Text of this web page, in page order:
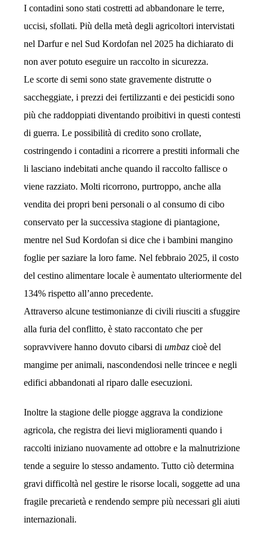
I contadini sono stati costretti ad abbandonare le terre,
uccisi, sfollati. Più della metà degli agricoltori intervistati
nel Darfur e nel Sud Kordofan nel 2025 ha dichiarato di
non aver potuto eseguire un raccolto in sicurezza.
Le scorte di semi sono state gravemente distrutte o
saccheggiate, i prezzi dei fertilizzanti e dei pesticidi sono
più che raddoppiati diventando proibitivi in questi contesti
di guerra. Le possibilità di credito sono crollate,
costringendo i contadini a ricorrere a prestiti informali che
li lasciano indebitati anche quando il raccolto fallisce o
viene razziato. Molti ricorrono, purtroppo, anche alla
vendita dei propri beni personali o al consumo di cibo
conservato per la successiva stagione di piantagione,
mentre nel Sud Kordofan si dice che i bambini mangino
foglie per saziare la loro fame. Nel febbraio 2025, il costo
del cestino alimentare locale è aumentato ulteriormente del
134% rispetto all’anno precedente.
Attraverso alcune testimonianze di civili riusciti a sfuggire
alla furia del conflitto, è stato raccontato che per
sopravvivere hanno dovuto cibarsi di umbaz cioè del
mangime per animali, nascondendosi nelle trincee e negli
edifici abbandonati al riparo dalle esecuzioni.
Inoltre la stagione delle piogge aggrava la condizione
agricola, che registra dei lievi miglioramenti quando i
raccolti iniziano nuovamente ad ottobre e la malnutrizione
tende a seguire lo stesso andamento. Tutto ciò determina
gravi difficoltà nel gestire le risorse locali, soggette ad una
fragile precarietà e rendendo sempre più necessari gli aiuti
internazionali.